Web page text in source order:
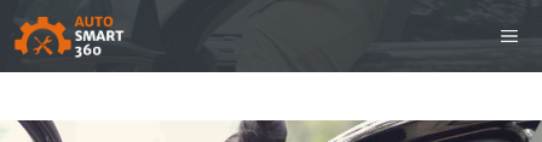
Aller
au
contenu